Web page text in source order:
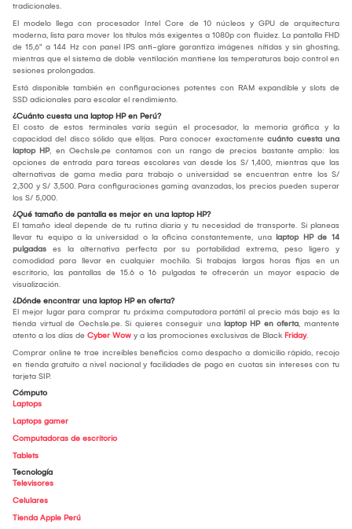
tradicionales.
El modelo llega con procesador Intel Core de 10 núcleos y GPU de arquitectura
moderna, lista para mover los títulos más exigentes a 1080p con fluidez. La pantalla FHD
de 15,6" a 144 Hz con panel IPS anti-glare garantiza imágenes nítidas y sin ghosting,
mientras que el sistema de doble ventilación mantiene las temperaturas bajo control en
sesiones prolongadas.
Está disponible también en configuraciones potentes con RAM expandible y slots de
SSD adicionales para escalar el rendimiento.
¿Cuánto cuesta una laptop HP en Perú?
El costo de estos terminales varía según el procesador, la memoria gráfica y la
capacidad del disco sólido que elijas. Para conocer exactamente cuánto cuesta una
laptop HP, en Oechsle.pe contamos con un rango de precios bastante amplio: las
opciones de entrada para tareas escolares van desde los S/ 1,400, mientras que las
alternativas de gama media para trabajo o universidad se encuentran entre los S/
2,300 y S/ 3,500. Para configuraciones gaming avanzadas, los precios pueden superar
los S/ 5,000.
¿Qué tamaño de pantalla es mejor en una laptop HP?
El tamaño ideal depende de tu rutina diaria y tu necesidad de transporte. Si planeas
llevar tu equipo a la universidad o la oficina constantemente, una laptop HP de 14
pulgadas es la alternativa perfecta por su portabilidad extrema, peso ligero y
comodidad para llevar en cualquier mochila. Si trabajas largas horas fijas en un
escritorio, las pantallas de 15.6 o 16 pulgadas te ofrecerán un mayor espacio de
visualización.
¿Dónde encontrar una laptop HP en oferta?
El mejor lugar para comprar tu próxima computadora portátil al precio más bajo es la
tienda virtual de Oechsle.pe. Si quieres conseguir una laptop HP en oferta, mantente
atento a los días de Cyber Wow y a las promociones exclusivas de Black Friday.
Comprar online te trae increíbles beneficios como despacho a domicilio rápido, recojo
en tienda gratuito a nivel nacional y facilidades de pago en cuotas sin intereses con tu
tarjeta SIP.
Cómputo
Laptops
Laptops gamer
Computadoras de escritorio
Tablets
Tecnología
Televisores
Celulares
Tienda Apple Perú